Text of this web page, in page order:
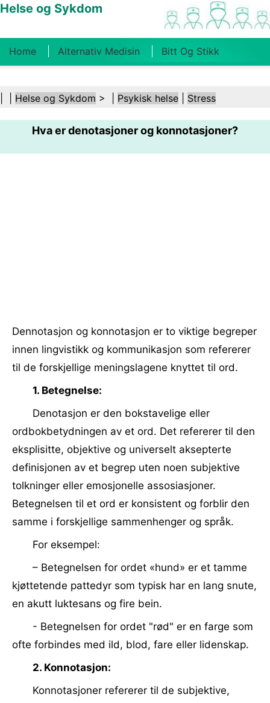
Helse og Sykdom
Home Alternativ Medisin Bitt Og Stikk
Kosthold Og Ernæring Familiehelse
Helsebransjen Psykisk Helse Folkehelse Og
Sikkerhet Kirurgi Og Prosedyrer Helse
Helse og Sykdom > | Psykisk helse Stress
Hva er denotasjoner og konnotasjoner?
Dennotasjon og konnotasjon er to viktige begreper
innen lingvistikk og kommunikasjon som refererer
til de forskjellige meningslagene knyttet til ord.
1. Betegnelse:
Denotasjon er den bokstavelige eller
ordbokbetydningen av et ord. Det refererer til den
eksplisitte, objektive og universelt aksepterte
definisjonen av et begrep uten noen subjektive
tolkninger eller emosjonelle assosiasjoner.
Betegnelsen til et ord er konsistent og forblir den
samme i forskjellige sammenhenger og språk.
For eksempel:
– Betegnelsen for ordet «hund» er et tamme
kjøttetende pattedyr som typisk har en lang snute,
en akutt luktesans og fire bein.
- Betegnelsen for ordet "rød" er en farge som
ofte forbindes med ild, blod, fare eller lidenskap.
2. Konnotasjon:
Konnotasjoner refererer til de subjektive,